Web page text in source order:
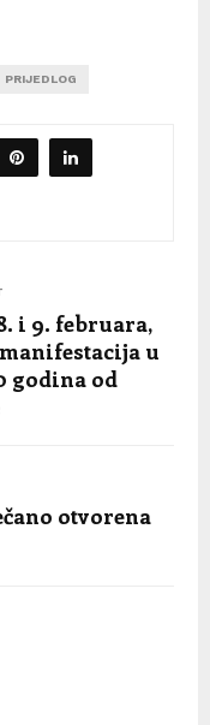
PRIJEDLOG
i 9. februara,
u
godina od
otvorena